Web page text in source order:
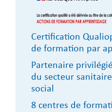
Certification
de formation par
Partenaire
du secteur
social
8 centres de